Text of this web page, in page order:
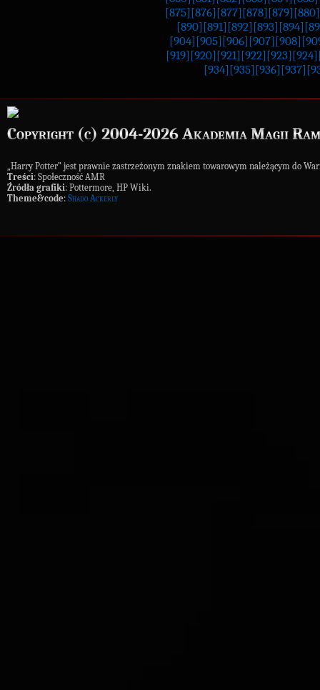
[875] [876] [877] [878] [879] [880]
[890] [891] [892] [893] [894]
[904] [905] [906] [907] [908]
[919] [920] [921] [922] [923] [924]
[934] [935] [936] [937]
Copyright (c) 2004-2026 Akademia Magii
„Harry Potter” jest prawnie zastrzeżonym znakiem towarowym należącym do
Treści: Społeczność AMR
Źródła grafiki: Pottermore, HP Wiki.
Theme&code: Shado Ackerly